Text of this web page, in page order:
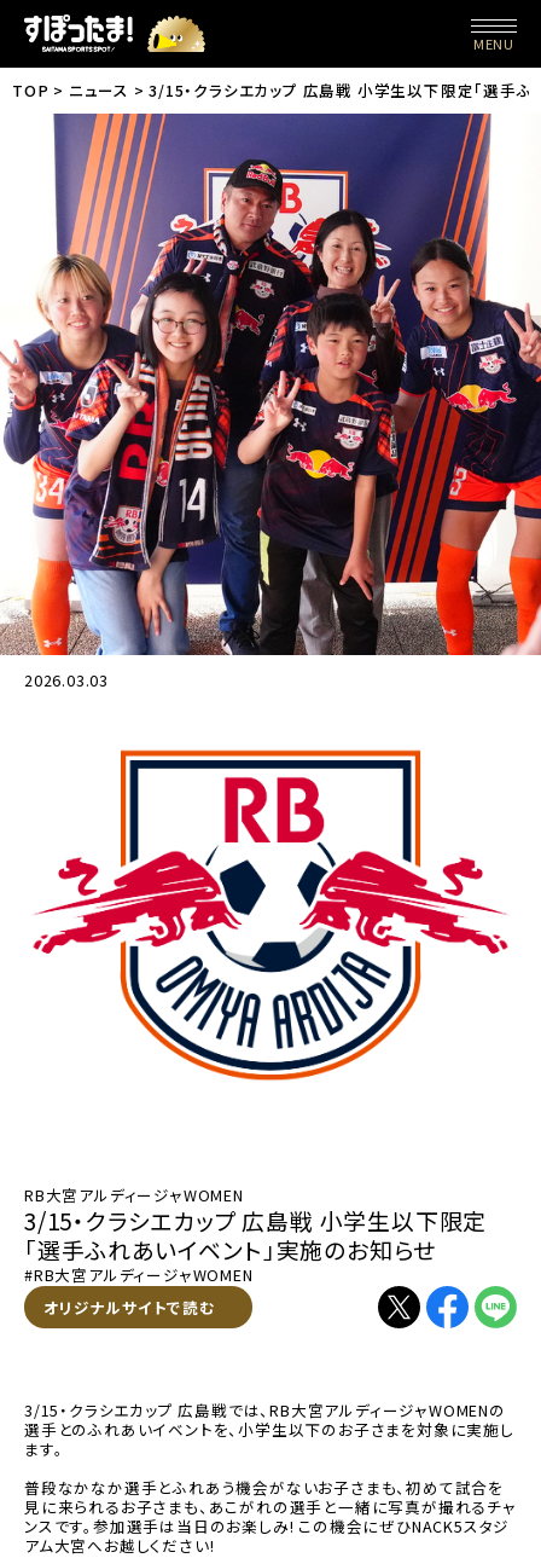
MENU
TOP ニュース 3/15・クラシエカップ 広島戦 小学生以下限定「選手ふ
2026.03.03
RB大宮アルディージャWOMEN
3/15・クラシエカップ 広島戦 小学生以下限定
「選手ふれあいイベント」実施のお知らせ
#RB大宮アルディージャWOMEN
オリジナルサイトで読む別ウィンドウで開く
3/15・クラシエカップ 広島戦では、RB大宮アルディージャWOMENの
選手とのふれあいイベントを、小学生以下のお子さまを対象に実施し
ます。
普段なかなか選手とふれあう機会がないお子さまも、初めて試合を
見に来られるお子さまも、あこがれの選手と一緒に写真が撮れるチャ
ンスです。参加選手は当日のお楽しみ! この機会にぜひNACK5スタジ
アム大宮へお越しください!